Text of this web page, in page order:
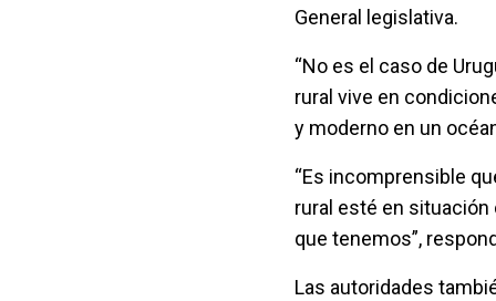
General legislativa.
“No es el caso de
rural vive en
y moderno en un
“Es incomprensible
rural esté en situación
que tenemos”,
Las autoridades